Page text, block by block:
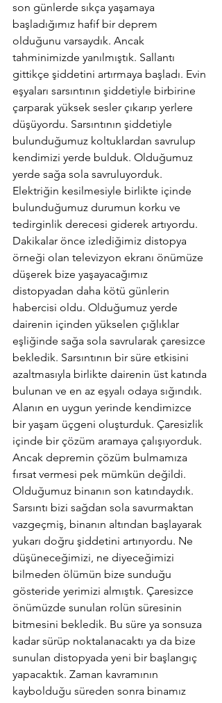
son günlerde sıkça yaşamaya
başladığımız hafif bir deprem
olduğunu varsaydık. Ancak
tahminimizde yanılmıştık. Sallantı
gittikçe şiddetini artırmaya başladı. Evin
eşyaları sarsıntının şiddetiyle birbirine
çarparak yüksek sesler çıkarıp yerlere
düşüyordu. Sarsıntının şiddetiyle
bulunduğumuz koltuklardan savrulup
kendimizi yerde bulduk. Olduğumuz
yerde sağa sola savruluyorduk.
Elektriğin kesilmesiyle birlikte içinde
bulunduğumuz durumun korku ve
tedirginlik derecesi giderek artıyordu.
Dakikalar önce izlediğimiz distopya
örneği olan televizyon ekranı önümüze
düşerek bize yaşayacağımız
distopyadan daha kötü günlerin
habercisi oldu. Olduğumuz yerde
dairenin içinden yükselen çığlıklar
eşliğinde sağa sola savrularak çaresizce
bekledik. Sarsıntının bir süre etkisini
azaltmasıyla birlikte dairenin üst katında
bulunan ve en az eşyalı odaya sığındık.
Alanın en uygun yerinde kendimizce
bir yaşam üçgeni oluşturduk. Çaresizlik
içinde bir çözüm aramaya çalışıyorduk.
Ancak depremin çözüm bulmamıza
fırsat vermesi pek mümkün değildi.
Olduğumuz binanın son katındaydık.
Sarsıntı bizi sağdan sola savurmaktan
vazgeçmiş, binanın altından başlayarak
yukarı doğru şiddetini artırıyordu. Ne
düşüneceğimizi, ne diyeceğimizi
bilmeden ölümün bize sunduğu
gösteride yerimizi almıştık. Çaresizce
önümüzde sunulan rolün süresinin
bitmesini bekledik. Bu süre ya sonsuza
kadar sürüp noktalanacaktı ya da bize
sunulan distopyada yeni bir başlangıç
yapacaktık. Zaman kavramının
kaybolduğu süreden sonra binamız